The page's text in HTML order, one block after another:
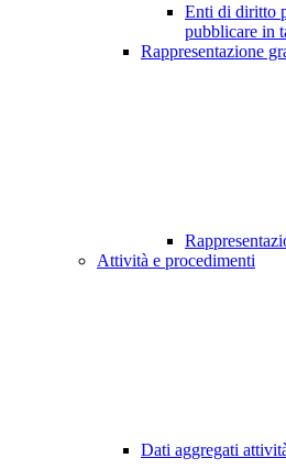
Enti di diritto
pubblicare in
Rappresentazione
Attività e procedimenti
Dati aggregati